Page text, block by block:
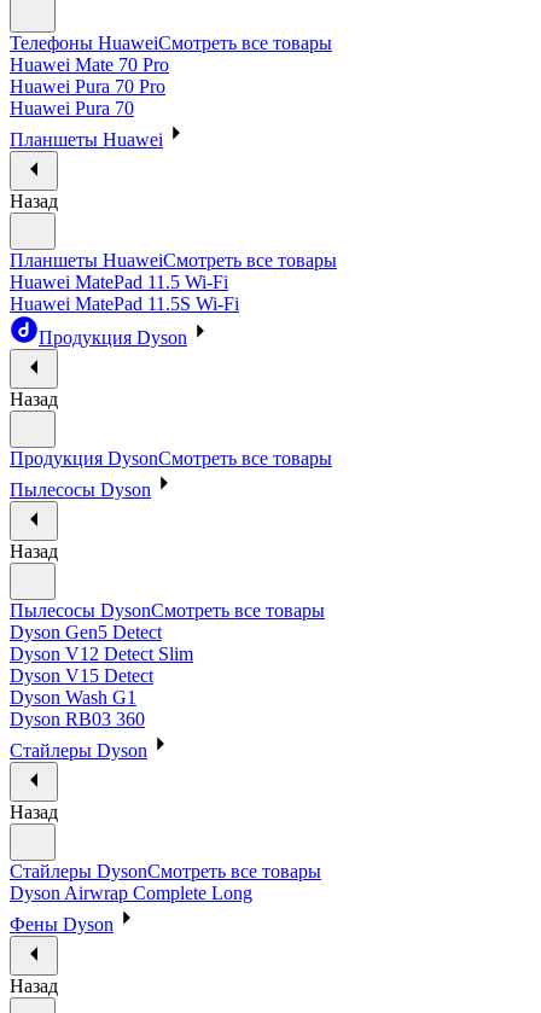
Телефоны HuaweiСмотреть все товары
Huawei Mate 70 Pro
Huawei Pura 70 Pro
Huawei Pura 70
Планшеты Huawei
Назад
Планшеты HuaweiСмотреть все товары
Huawei MatePad 11.5 Wi-Fi
Huawei MatePad 11.5S Wi-Fi
Продукция Dyson
Назад
Продукция DysonСмотреть все товары
Пылесосы Dyson
Назад
Пылесосы DysonСмотреть все товары
Dyson Gen5 Detect
Dyson V12 Detect Slim
Dyson V15 Detect
Dyson Wash G1
Dyson RB03 360
Стайлеры Dyson
Назад
Стайлеры DysonСмотреть все товары
Dyson Airwrap Complete Long
Фены Dyson
Назад